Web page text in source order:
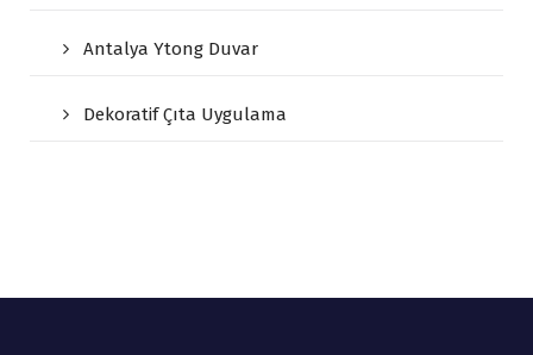
Antalya Ytong Duvar
Dekoratif Çıta Uygulama